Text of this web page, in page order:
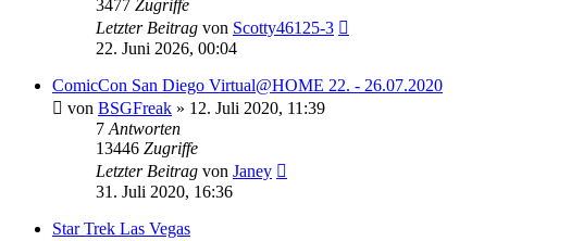
3477 Zugriffe
Letzter Beitrag von Scotty46125-3
22. Juni 2026, 00:04
ComicCon San Diego Virtual@HOME 22. - 26.07.2020
von BSGFreak » 12. Juli 2020, 11:39
7 Antworten
13446 Zugriffe
Letzter Beitrag von Janey
31. Juli 2020, 16:36
Star Trek Las Vegas